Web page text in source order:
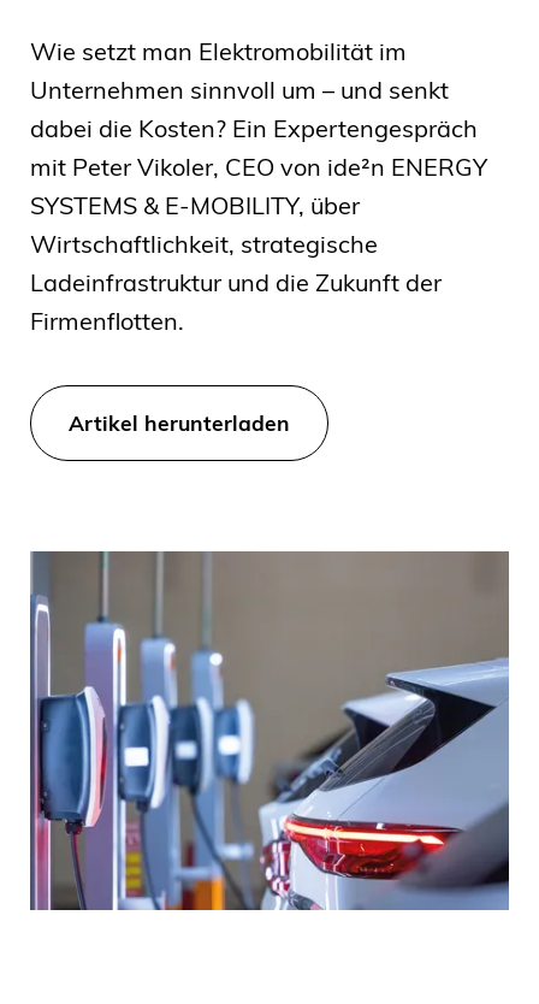
Wie setzt man Elektromobilität im
Unternehmen sinnvoll um – und senkt
dabei die Kosten? Ein Expertengespräch
mit Peter Vikoler, CEO von ide²n ENERGY
SYSTEMS & E-MOBILITY, über
Wirtschaftlichkeit, strategische
Ladeinfrastruktur und die Zukunft der
Firmenflotten.
Artikel herunterladen